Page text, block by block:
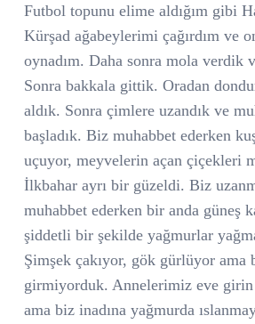
Futbol topunu elime aldığım gibi
Kürşad ağabeylerimi çağırdım ve
oynadım. Daha sonra mola verdik
Sonra bakkala gittik. Oradan
aldık. Sonra çimlere uzandık ve
başladık. Biz muhabbet ederken
uçuyor, meyvelerin açan çiçekleri
İlkbahar ayrı bir güzeldi. Biz
muhabbet ederken bir anda güneş
şiddetli bir şekilde yağmurlar
Şimşek çakıyor, gök gürlüyor ama
girmiyorduk. Annelerimiz eve girin
ama biz inadına yağmurda